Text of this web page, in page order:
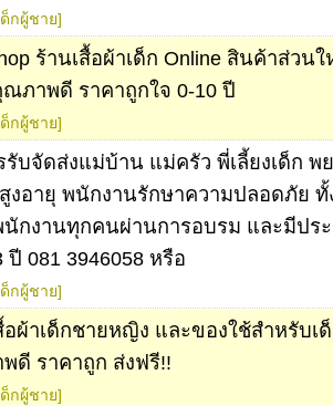
ด็กผู้ชาย]
ร้านเสื้อผ้าเด็ก Online สินค้าส่วน
ภาพดี ราคาถูกใจ 0-10 ปี
ด็กผู้ชาย]
รับจัดส่งแม่บ้าน แม่ครัว พี่เลี้ยงเด็ก พ
งอายุ พนักงานรักษาความปลอดภัย ทั้
กงานทุกคนผ่านการอบรม และมีปร
ปี 081 3946058 หรือ
ด็กผู้ชาย]
อผ้าเด็กชายหญิง และของใช้สำหรับเ
ดี ราคาถูก ส่งฟรี!!
ด็กผู้ชาย]